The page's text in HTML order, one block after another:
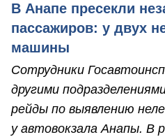
В Анапе пресекли
пассажиров: у двух
машины
Сотрудники
другими
рейды по выявлению
у автовокзала Анапы. В